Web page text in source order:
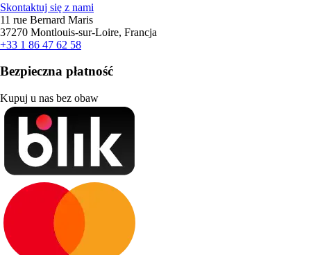
Skontaktuj się z nami
11 rue Bernard Maris
37270 Montlouis-sur-Loire, Francja
+33 1 86 47 62 58
Bezpieczna płatność
Kupuj u nas bez obaw